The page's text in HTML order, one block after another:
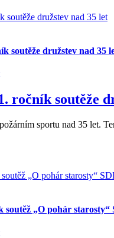
soutěže družstev nad 35 let
soutěže družstev nad 35
ročník soutěže
sportu nad 35 let.
„O pohár starosty“
soutěž „O pohár